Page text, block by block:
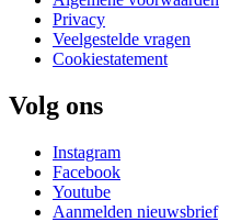
Privacy
Veelgestelde vragen
Cookiestatement
Volg ons
Instagram
Facebook
Youtube
Aanmelden nieuwsbrief